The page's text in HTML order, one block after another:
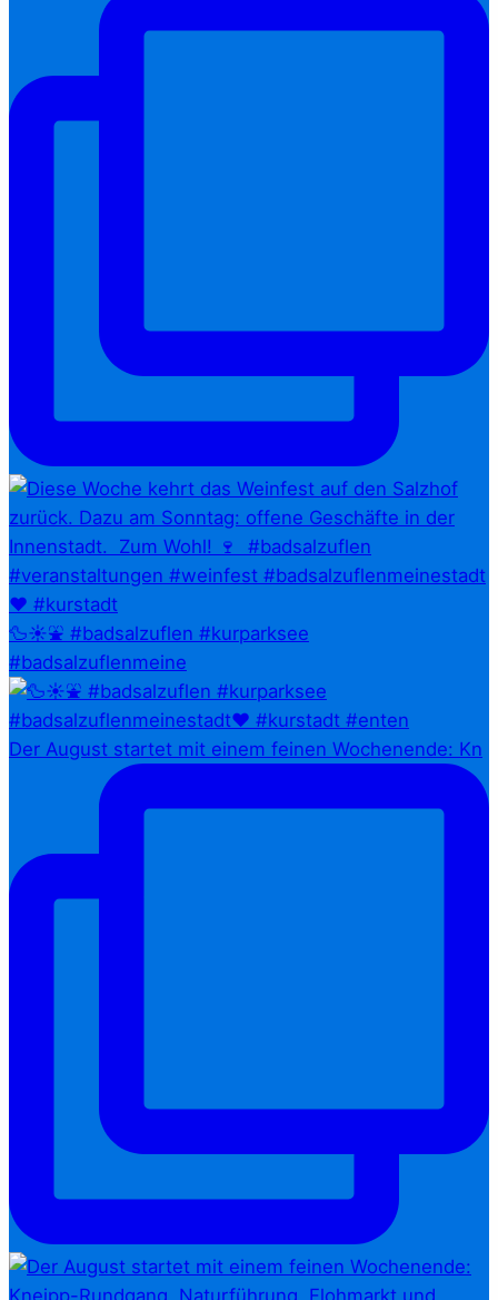
🦆☀️⛲ #badsalzuflen #kurparksee
#badsalzuflenmeine
Der August startet mit einem feinen Wochenende: Kn